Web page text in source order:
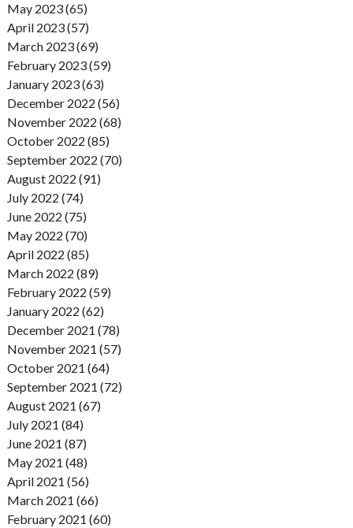
May 2023 (65)
April 2023 (57)
March 2023 (69)
February 2023 (59)
January 2023 (63)
December 2022 (56)
November 2022 (68)
October 2022 (85)
September 2022 (70)
August 2022 (91)
July 2022 (74)
June 2022 (75)
May 2022 (70)
April 2022 (85)
March 2022 (89)
February 2022 (59)
January 2022 (62)
December 2021 (78)
November 2021 (57)
October 2021 (64)
September 2021 (72)
August 2021 (67)
July 2021 (84)
June 2021 (87)
May 2021 (48)
April 2021 (56)
March 2021 (66)
February 2021 (60)